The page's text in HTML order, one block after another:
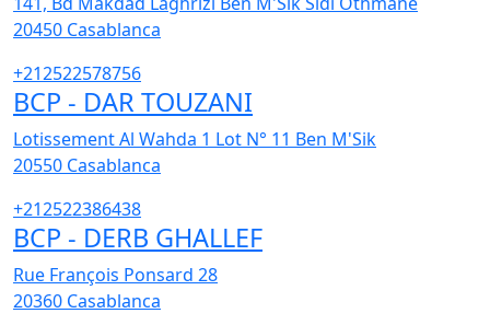
20450 Casablanca
+212522578756
BCP - DAR TOUZANI
Lotissement Al Wahda 1 Lot N° 11 Ben M'Sik
20550 Casablanca
+212522386438
BCP - DERB GHALLEF
Rue François Ponsard 28
20360 Casablanca